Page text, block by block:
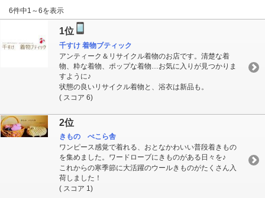
6件中1～6を表示
1位
千すけ 着物ブティック
アンティーク＆リサイクル着物のお店です。清楚な着
物、粋な着物、ポップな着物…お気に入りが見つかりま
すように♪
状態の良いリサイクル着物と、浴衣は新品も。
( スコア 6)
2位
きもの ぺこら舎
ワンピース感覚で着れる、おとなかわいい普段着きもの
を集めました。ワードローブにきものがある日々を♪
これからの寒季節に大活躍のウールきものがたくさん入
荷しました！
( スコア 1)